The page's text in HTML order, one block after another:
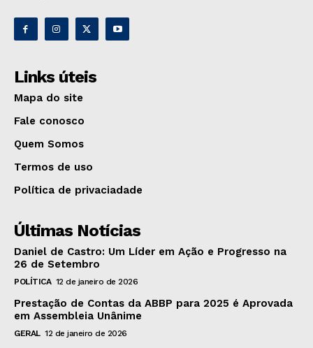
Links úteis
Mapa do site
Fale conosco
Quem Somos
Termos de uso
Política de privaciadade
Últimas Notícias
Daniel de Castro: Um Líder em Ação e Progresso na
26 de Setembro
POLÍTICA 12 de janeiro de 2026
Prestação de Contas da ABBP para 2025 é Aprovada
em Assembleia Unânime
GERAL 12 de janeiro de 2026